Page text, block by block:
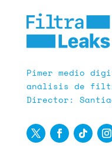
Pimer medio
análisis de
Director: